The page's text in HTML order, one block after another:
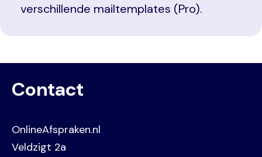
verschillende mailtemplates (Pro).
Contact
OnlineAfspraken.nl
Veldzigt 2a